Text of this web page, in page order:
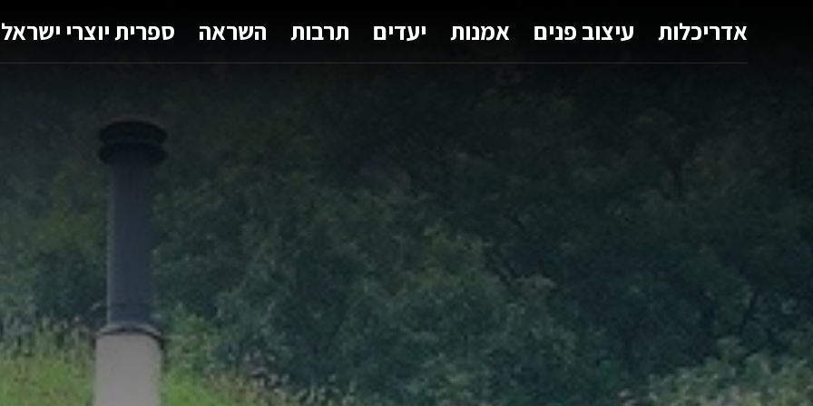
אדריכלות עיצוב פנים אמנות יעדים תרבות השראה ספרית יוצרי ישראל